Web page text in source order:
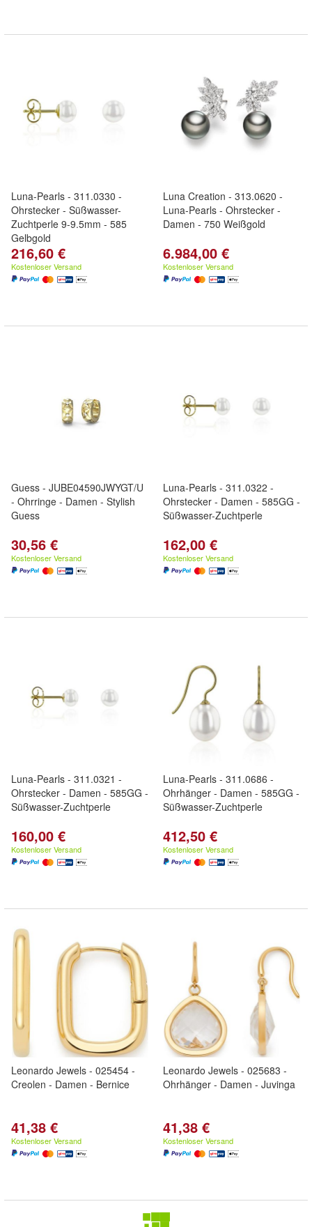
Luna-Pearls - 311.0330 -
Ohrstecker - Süßwasser-
Zuchtperle 9-9.5mm - 585
Gelbgold
216,60 €
Kostenloser Versand
Luna Creation - 313.0620 -
Luna-Pearls - Ohrstecker -
Damen - 750 Weißgold
6.984,00 €
Kostenloser Versand
Guess - JUBE04590JWYGT/U
- Ohrringe - Damen - Stylish
Guess
30,56 €
Kostenloser Versand
Luna-Pearls - 311.0322 -
Ohrstecker - Damen - 585GG -
Süßwasser-Zuchtperle
162,00 €
Kostenloser Versand
Luna-Pearls - 311.0321 -
Ohrstecker - Damen - 585GG -
Süßwasser-Zuchtperle
160,00 €
Kostenloser Versand
Luna-Pearls - 311.0686 -
Ohrhänger - Damen - 585GG -
Süßwasser-Zuchtperle
412,50 €
Kostenloser Versand
Leonardo Jewels - 025454 -
Creolen - Damen - Bernice
41,38 €
Kostenloser Versand
Leonardo Jewels - 025683 -
Ohrhänger - Damen - Juvinga
41,38 €
Kostenloser Versand